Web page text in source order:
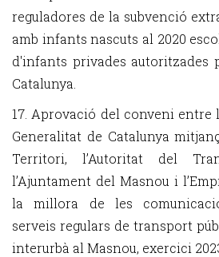
reguladores de la subvenció
amb infants nascuts al 2020
d'infants privades autoritzades
Catalunya.
17. Aprovació del conveni entre
Generalitat de Catalunya
Territori, l’Autoritat del
l’Ajuntament del Masnou i
la millora de les
serveis regulars de transport
interurbà al Masnou, exercici